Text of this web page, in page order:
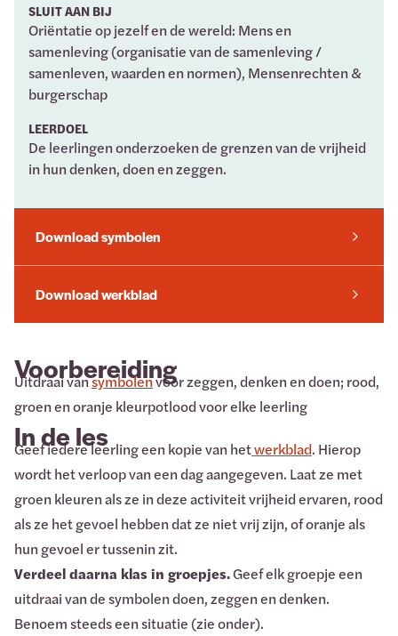
SLUIT AAN BIJ
Oriëntatie op jezelf en de wereld: Mens en
samenleving (organisatie van de samenleving /
samenleven, waarden en normen), Mensenrechten &
burgerschap
LEERDOEL
De leerlingen onderzoeken de grenzen van de vrijheid
in hun denken, doen en zeggen.
Download symbolen
Download werkblad
Voorbereiding
Uitdraai vansymbolenvoor zeggen, denken en doen; rood,
groen en oranje kleurpotlood voor elke leerling
In de les
Geef iedere leerling een kopie van hetwerkblad. Hierop
wordt het verloop van een dag aangegeven. Laat ze met
groen kleuren als ze in deze activiteit vrijheid ervaren, rood
als ze het gevoel hebben dat ze niet vrij zijn, of oranje als
hun gevoel er tussenin zit.
Verdeel daarna klas in groepjes.Geef elk groepje een
uitdraai van de symbolen doen, zeggen en denken.
Benoem steeds een situatie (zie onder).